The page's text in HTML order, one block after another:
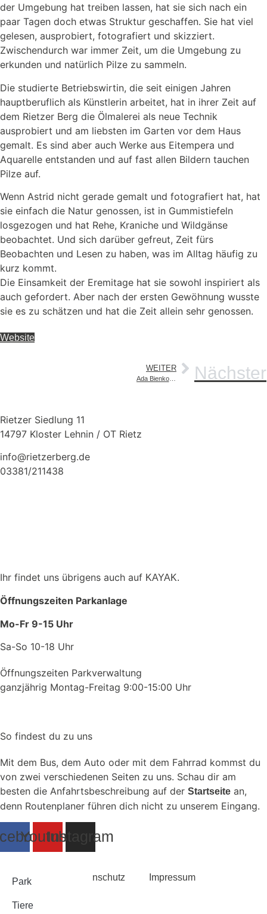
der Umgebung hat treiben lassen, hat sie sich nach ein
paar Tagen doch etwas Struktur geschaffen. Sie hat viel
gelesen, ausprobiert, fotografiert und skizziert.
Zwischendurch war immer Zeit, um die Umgebung zu
erkunden und natürlich Pilze zu sammeln.
Die studierte Betriebswirtin, die seit einigen Jahren
hauptberuflich als Künstlerin arbeitet, hat in ihrer Zeit auf
dem Rietzer Berg die Ölmalerei als neue Technik
ausprobiert und am liebsten im Garten vor dem Haus
gemalt. Es sind aber auch Werke aus Eitempera und
Aquarelle entstanden und auf fast allen Bildern tauchen
Pilze auf.
Wenn Astrid nicht gerade gemalt und fotografiert hat, hat
sie einfach die Natur genossen, ist in Gummistiefeln
losgezogen und hat Rehe, Kraniche und Wildgänse
beobachtet. Und sich darüber gefreut, Zeit fürs
Beobachten und Lesen zu haben, was im Alltag häufig zu
kurz kommt.
Die Einsamkeit der Eremitage hat sie sowohl inspiriert als
auch gefordert. Aber nach der ersten Gewöhnung wusste
sie es zu schätzen und hat die Zeit allein sehr genossen.
Website
WEITER
Ada Bienkowska Nächster
Rietzer Siedlung 11
14797 Kloster Lehnin / OT Rietz
info@rietzerberg.de
03381/211438
Ihr findet uns übrigens auch auf KAYAK.
Öffnungszeiten Parkanlage
Mo-Fr 9-15 Uhr
Sa-So 10-18 Uhr
Öffnungszeiten Parkverwaltung
ganzjährig Montag-Freitag 9:00-15:00 Uhr
So findest du zu uns
Mit dem Bus, dem Auto oder mit dem Fahrrad kommst du
von zwei verschiedenen Seiten zu uns. Schau dir am
besten die Anfahrtsbeschreibung auf der Startseite an,
denn Routenplaner führen dich nicht zu unserem Eingang.
YoutubeInstagram
Park
Tiere
Datenschutz Impressum